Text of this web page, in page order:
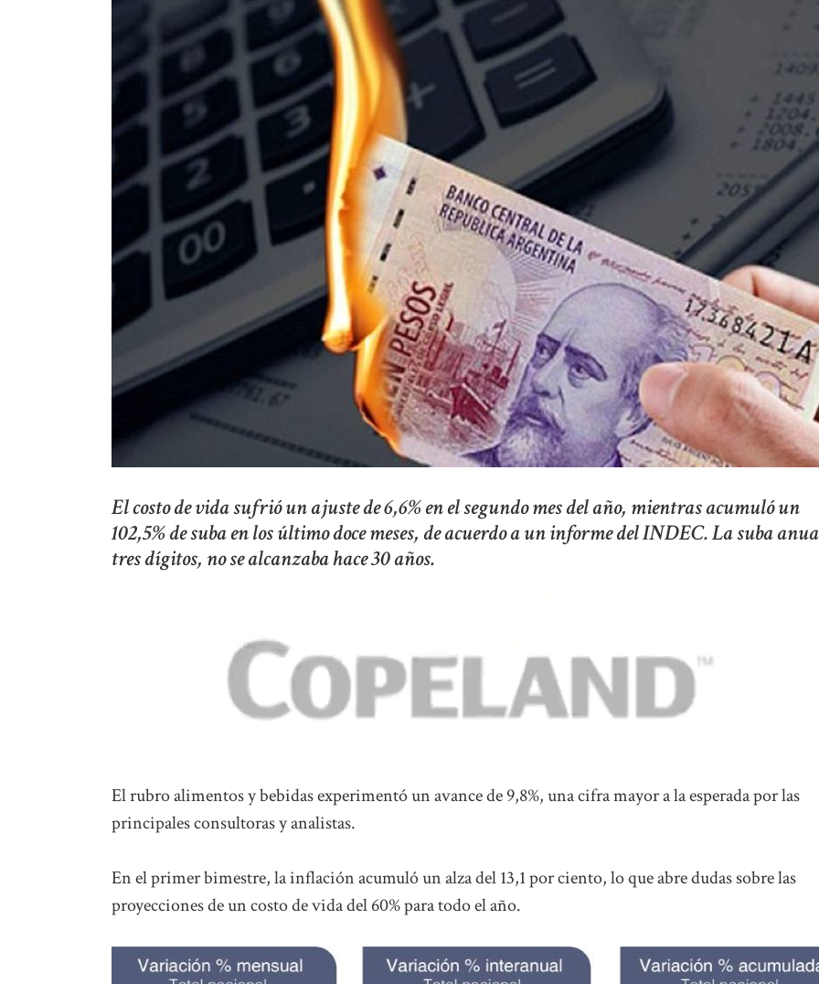
El costo de vida sufrió un ajuste de 6,6% en el segundo mes del año, mientras acumuló un
102,5% de suba en los último doce meses, de acuerdo a un informe del INDEC. La suba
tres dígitos, no se alcanzaba hace 30 años.
El rubro alimentos y bebidas experimentó un avance de 9,8%, una cifra mayor a la esperada por las
principales consultoras y analistas.
En el primer bimestre, la inflación acumuló un alza del 13,1 por ciento, lo que abre dudas sobre las
proyecciones de un costo de vida del 60% para todo el año.